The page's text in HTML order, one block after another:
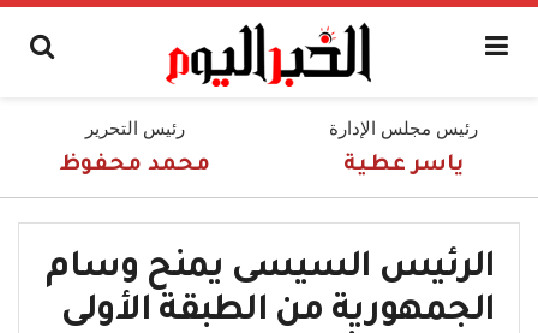
رئيس مجلس الإدارة
ياسر عطية
رئيس التحرير
محمد محفوظ
الرئيس السيسى يمنح وسام
الجمهورية من الطبقة الأولى